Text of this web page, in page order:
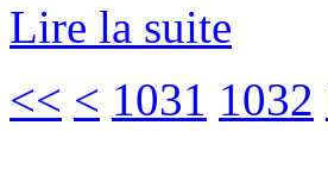
Lire la suite
<< < 1031 1032